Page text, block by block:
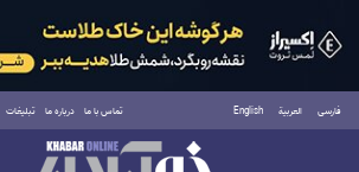
فارسی العربية English تماس با ما درباره ما تبلیغات
جمعه ۱۶ مرداد ۱۴۰۵